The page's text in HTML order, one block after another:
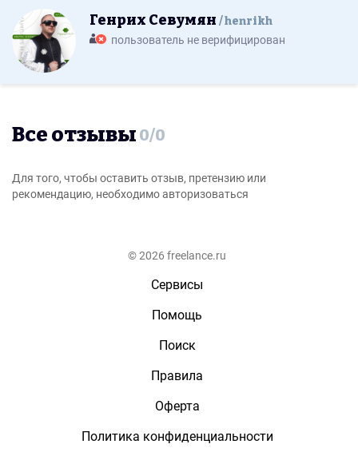
Генрих Севумян henrikh
пользователь не верифицирован
Все отзывы 0/0
Для того, чтобы оставить отзыв, претензию или
рекомендацию, необходимо авторизоваться
© 2026 freelance.ru
Сервисы
Помощь
Поиск
Правила
Оферта
Политика конфиденциальности